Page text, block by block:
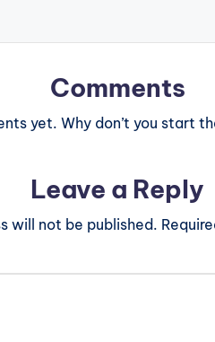
Comments
yet. Why don’t you start
Leave a Reply
will not be published.